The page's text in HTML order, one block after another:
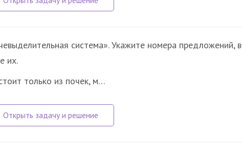
система». Укажите номера предложений, в
их.
только из почек, м…